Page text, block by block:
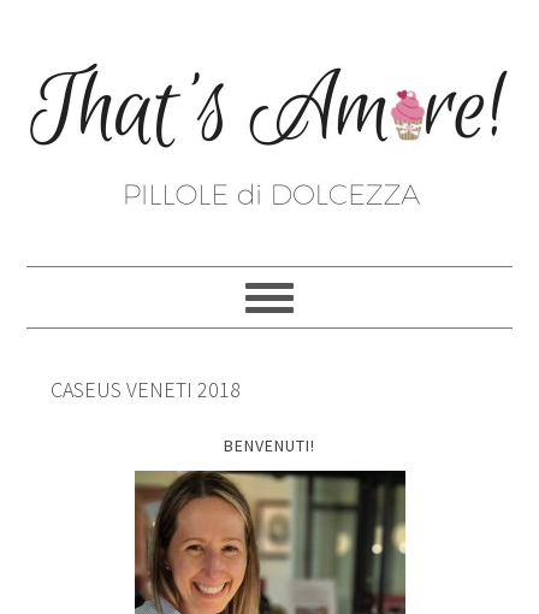
CASEUS VENETI 2018
BENVENUTI!